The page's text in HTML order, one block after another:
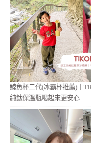
鯨魚杯二代(冰霸杯推薦)｜
純鈦保溫瓶喝起來更安心